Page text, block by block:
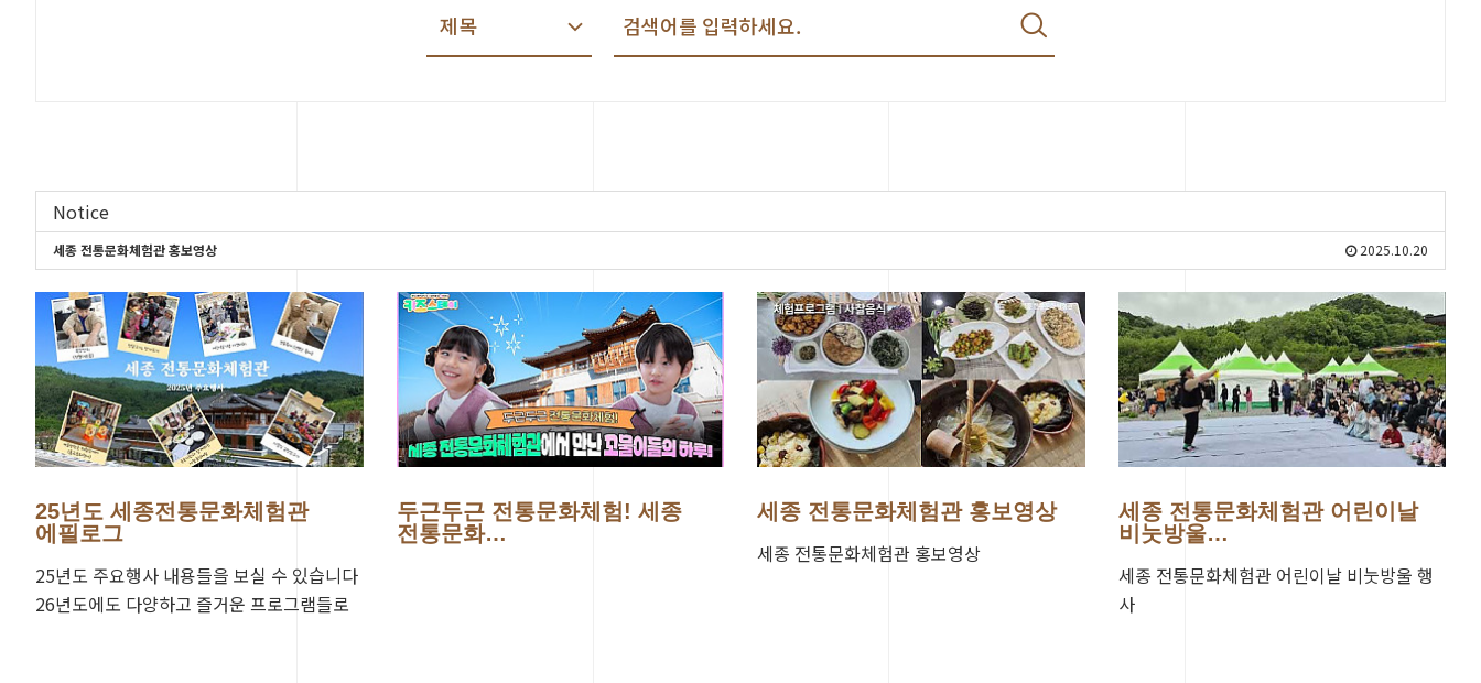
Notice
2025.10.20
세종 전통문화체험관 홍보영상
25년도 세종전통문화체험관
에필로그
25년도 주요행사 내용들을 보실 수 있습니다
26년도에도 다양하고 즐거운 프로그램들로
두근두근 전통문화체험! 세종
전통문화…
세종 전통문화체험관 홍보영상
세종 전통문화체험관 홍보영상
세종 전통문화체험관 어린이날
비눗방울…
세종 전통문화체험관 어린이날 비눗방울 행
사